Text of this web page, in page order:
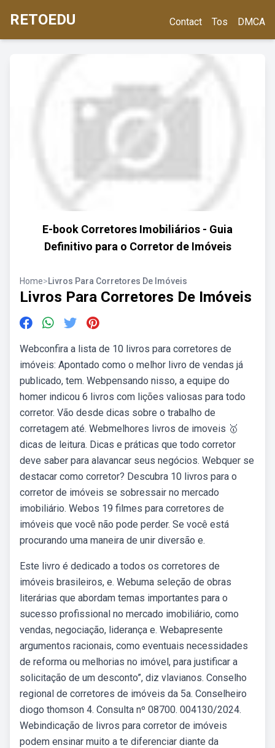
RETOEDU Contact Tos DMCA
E-book Corretores Imobiliários - Guia
Definitivo para o Corretor de Imóveis
Home>Livros Para Corretores De Imóveis
Livros Para Corretores De Imóveis
Webconfira a lista de 10 livros para corretores de
imóveis: Apontado como o melhor livro de vendas já
publicado, tem. Webpensando nisso, a equipe do
homer indicou 6 livros com lições valiosas para todo
corretor. Vão desde dicas sobre o trabalho de
corretagem até. Webmelhores livros de imoveis 🥇
dicas de leitura. Dicas e práticas que todo corretor
deve saber para alavancar seus negócios. Webquer se
destacar como corretor? Descubra 10 livros para o
corretor de imóveis se sobressair no mercado
imobiliário. Webos 19 filmes para corretores de
imóveis que você não pode perder. Se você está
procurando uma maneira de unir diversão e.
Este livro é dedicado a todos os corretores de
imóveis brasileiros, e. Webuma seleção de obras
literárias que abordam temas importantes para o
sucesso profissional no mercado imobiliário, como
vendas, negociação, liderança e. Webapresente
argumentos racionais, como eventuais necessidades
de reforma ou melhorias no imóvel, para justificar a
solicitação de um desconto”, diz vlavianos. Conselho
regional de corretores de imóveis da 5a. Conselheiro
diogo thomson 4. Consulta nº 08700. 004130/2024.
Webindicação de livros para corretor de imóveis
podem ensinar muito a te diferenciar diante da